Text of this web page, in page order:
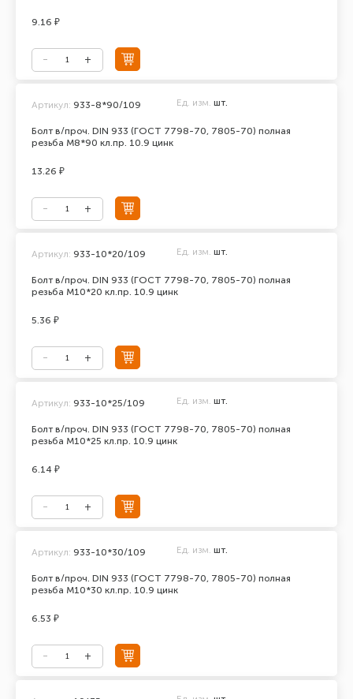
9.16 ₽
Болт в/проч. DIN 933 (ГОСТ 7798-70, 7805-70) полная
резьба М8*90 кл.пр. 10.9 цинк
Артикул: 933-8*90/109 Ед. изм. шт.
13.26 ₽
Болт в/проч. DIN 933 (ГОСТ 7798-70, 7805-70) полная
резьба М10*20 кл.пр. 10.9 цинк
Артикул: 933-10*20/109 Ед. изм. шт.
5.36 ₽
Болт в/проч. DIN 933 (ГОСТ 7798-70, 7805-70) полная
резьба М10*25 кл.пр. 10.9 цинк
Артикул: 933-10*25/109 Ед. изм. шт.
6.14 ₽
Болт в/проч. DIN 933 (ГОСТ 7798-70, 7805-70) полная
резьба М10*30 кл.пр. 10.9 цинк
Артикул: 933-10*30/109 Ед. изм. шт.
6.53 ₽